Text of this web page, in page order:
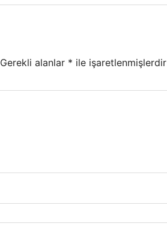
Gerekli alanlar * ile işaretlenmişlerdir